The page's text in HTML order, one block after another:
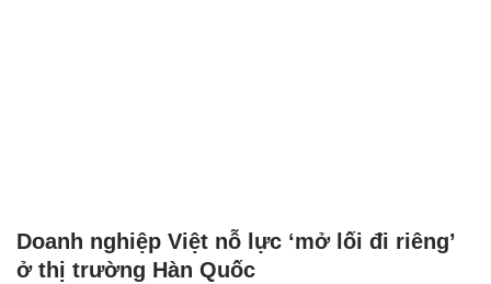
Doanh nghiệp Việt nỗ lực ‘mở lối đi riêng’
ở thị trường Hàn Quốc